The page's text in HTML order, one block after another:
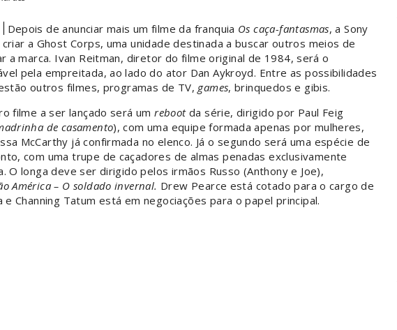
Depois de anunciar mais um filme da franquia Os caça-fantasmas, a Sony
a Ghost Corps, uma unidade destinada a buscar outros meios de
a marca. Ivan Reitman, diretor do filme original de 1984, será o
pela empreitada, ao lado do ator Dan Aykroyd. Entre as possibilidades
outros filmes, programas de TV, games, brinquedos e gibis.
filme a ser lançado será umrebootda série, dirigido por Paul Feig
de casamento), com uma equipe formada apenas por mulheres,
McCarthy já confirmada no elenco. Já o segundo será uma espécie de
com uma trupe de caçadores de almas penadas exclusivamente
O longa deve ser dirigido pelos irmãos Russo (Anthony e Joe),
América – O soldado invernal. Drew Pearce está cotado para o cargo de
Channing Tatum está em negociações para o papel principal.